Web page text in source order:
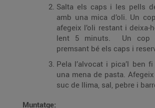
Salta els caps i les pells
amb una mica d’oli. Un
afegeix l’oli restant i deixa-
lent 5 minuts. Un cop
premsant bé els caps i
Pela l’alvocat i pica’l ben
una mena de pasta.
suc de llima, sal, pebre i
Muntatge: